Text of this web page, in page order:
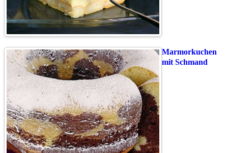
Marmorkuchen
mit Schmand